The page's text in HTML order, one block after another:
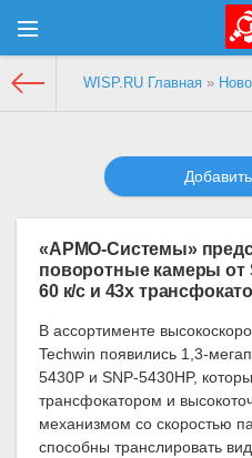
WISP.RU Главная »
«АРМО-Системы»
поворотные камеры от
60 к/с и 43х
В ассортименте
Techwin появились 1,3-
5430P и SNP-5430HP,
трансфокатором и
механизмом со скоростью
способны транслировать